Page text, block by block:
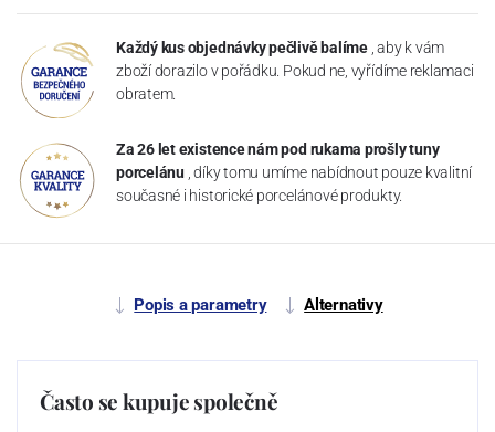
Každý kus objednávky pečlivě balíme , aby k vám
zboží dorazilo v pořádku. Pokud ne, vyřídíme reklamaci
obratem.
Za 26 let existence nám pod rukama prošly tuny
porcelánu , díky tomu umíme nabídnout pouze kvalitní
současné i historické porcelánové produkty.
Popis a parametry Alternativy
Často se kupuje společně